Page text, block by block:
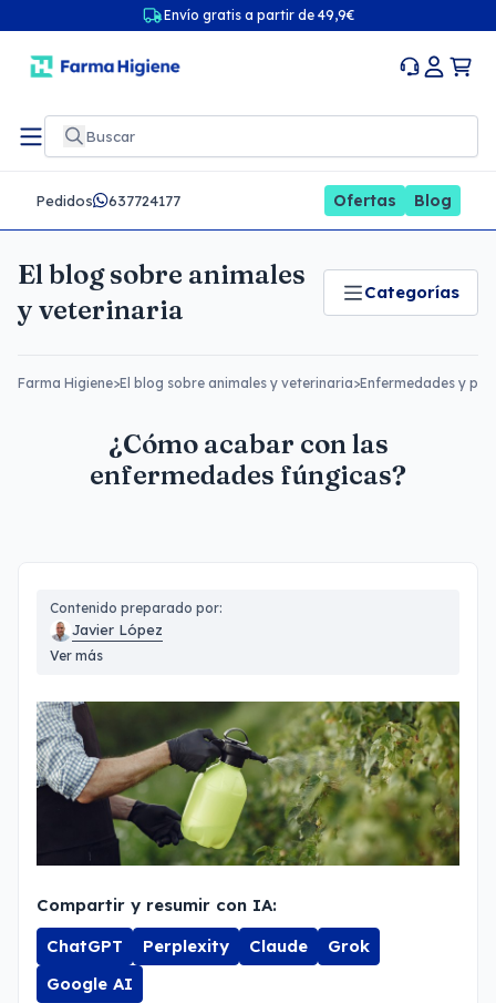
Envío gratis a partir de 49,9€
Pedidos 637724177 Ofertas Blog
El blog sobre animales
y veterinaria
Categorías
Farma Higiene>El blog sobre animales y veterinaria>Enfermedades y
¿Cómo acabar con las
enfermedades fúngicas?
Contenido preparado por:
Javier López
Ver más
Compartir y resumir con IA:
ChatGPT
Perplexity Claude
Grok
Google AI